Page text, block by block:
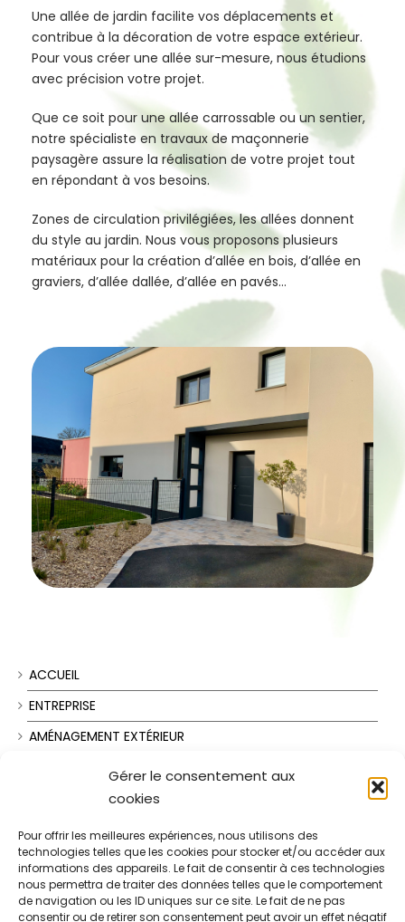
Gérer le consentement aux
cookies
Pour offrir les meilleures expériences, nous utilisons des
technologies telles que les cookies pour stocker et/ou accéder aux
informations des appareils. Le fait de consentir à ces technologies
nous permettra de traiter des données telles que le comportement
de navigation ou les ID uniques sur ce site. Le fait de ne pas
consentir ou de retirer son consentement peut avoir un effet négatif
Une allée de jardin facilite vos déplacements et
contribue à la décoration de votre espace extérieur.
Pour vous créer une allée sur-mesure, nous étudions
avec précision votre projet.
Que ce soit pour une allée carrossable ou un sentier,
notre spécialiste en travaux de maçonnerie
paysagère assure la réalisation de votre projet tout
en répondant à vos besoins.
Zones de circulation privilégiées, les allées donnent
du style au jardin. Nous vous proposons plusieurs
matériaux pour la création d’allée en bois, d’allée en
graviers, d’allée dallée, d’allée en pavés…
ACCUEIL
ENTREPRISE
AMÉNAGEMENT EXTÉRIEUR
COURS ET ALLÉES
CLÔTURES
ENTRETIEN ET SERVICES À LA PERSONNE
RÉALISATIONS